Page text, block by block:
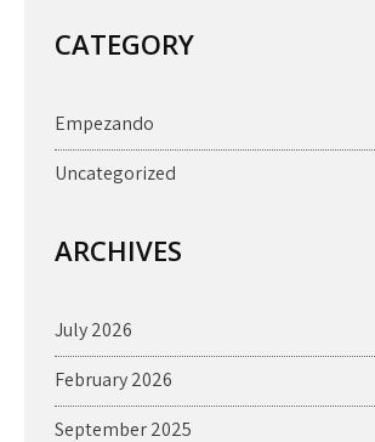
CATEGORY
Empezando
Uncategorized
ARCHIVES
July 2026
February 2026
September 2025